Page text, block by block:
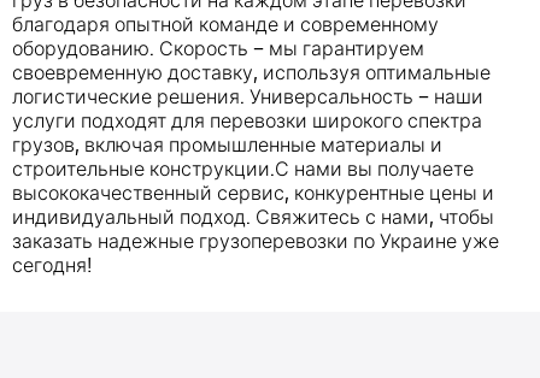
благодаря опытной команде и современному
оборудованию. Скорость – мы гарантируем
своевременную доставку, используя оптимальные
логистические решения. Универсальность – наши
услуги подходят для перевозки широкого спектра
грузов, включая промышленные материалы и
строительные конструкции.С нами вы получаете
высококачественный сервис, конкурентные цены и
индивидуальный подход. Свяжитесь с нами, чтобы
заказать надежные грузоперевозки по Украине уже
сегодня!